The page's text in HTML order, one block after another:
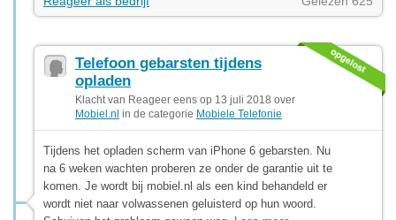
Telefoon gebarsten tijdens
opladen
Klacht van Reageer eens op 13 juli 2018 over
Mobiel.nl in de categorie Mobiele Telefonie
Tijdens het opladen scherm van iPhone 6 gebarsten. Nu
na 6 weken wachten proberen ze onder de garantie uit te
komen. Je wordt bij mobiel.nl als een kind behandeld er
wordt niet naar volwassenen geluisterd op hun woord.